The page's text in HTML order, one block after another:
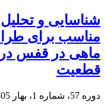
شناسایی و
مناسب برای
ماهی در قفس
قطعیت
دوره 57، شماره 1، بهار 1405، صفحه